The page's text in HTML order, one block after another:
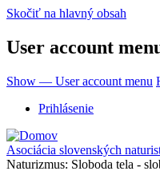
Skočiť na hlavný obsah
User account
Show — User account menu
Prihlásenie
Asociácia slovenských
Naturizmus: Sloboda tela -